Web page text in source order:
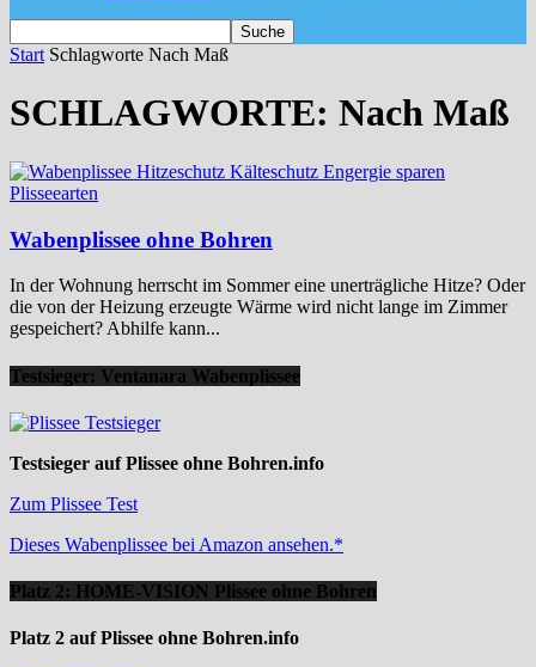
Start Schlagworte Nach Maß
SCHLAGWORTE: Nach Maß
Plisseearten
Wabenplissee ohne Bohren
In der Wohnung herrscht im Sommer eine unerträgliche Hitze? Oder
die von der Heizung erzeugte Wärme wird nicht lange im Zimmer
gespeichert? Abhilfe kann...
Testsieger: Ventanara Wabenplissee
Testsieger auf Plissee ohne Bohren.info
Zum Plissee Test
Dieses Wabenplissee bei Amazon ansehen.*
Platz 2: HOME-VISION Plissee ohne Bohren
Platz 2 auf Plissee ohne Bohren.info